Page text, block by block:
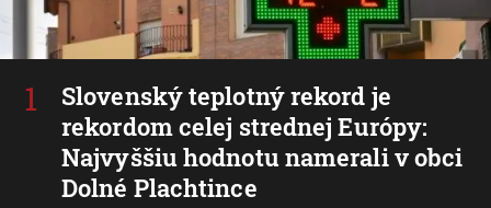
Slovenský teplotný rekord je
rekordom celej strednej Európy:
Najvyššiu hodnotu namerali v obci
Dolné Plachtince